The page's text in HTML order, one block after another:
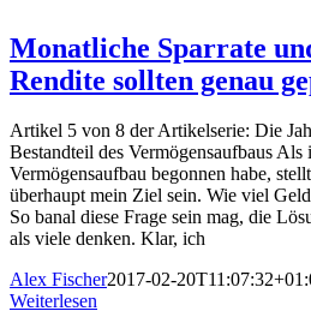
Monatliche Sparrate
Rendite sollten genau
Artikel 5 von 8 der Artikelserie: Die
Bestandteil des Vermögensaufbaus
Vermögensaufbau begonnen habe,
überhaupt mein Ziel sein. Wie viel
So banal diese Frage sein mag, die
als viele denken. Klar, ich
Alex Fischer2017-02-
Weiterlesen